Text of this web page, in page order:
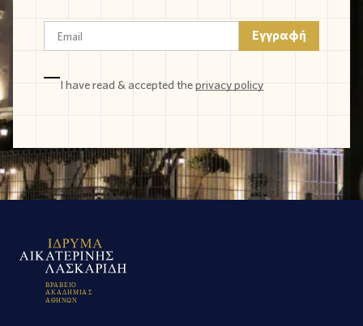
I have read & accepted theprivacy policy
ΒΡΑΒΕΙΟ
ΑΚΑΔΗΜΙΑ Σ
Α ΘΗΝΩΝ